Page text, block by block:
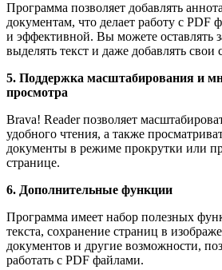
Программа позволяет добавлять
документам, что делает работу с PDF
и эффективной. Вы можете оставлять
выделять текст и даже добавлять
5. Поддержка масштабирования и
просмотра
Brava! Reader позволяет
удобного чтения, а также
документы в режиме прокрутки или
странице.
6. Дополнительные функции
Программа имеет набор полезных
текста, сохранение страниц в
документов и другие возможности,
работать с PDF файлами.